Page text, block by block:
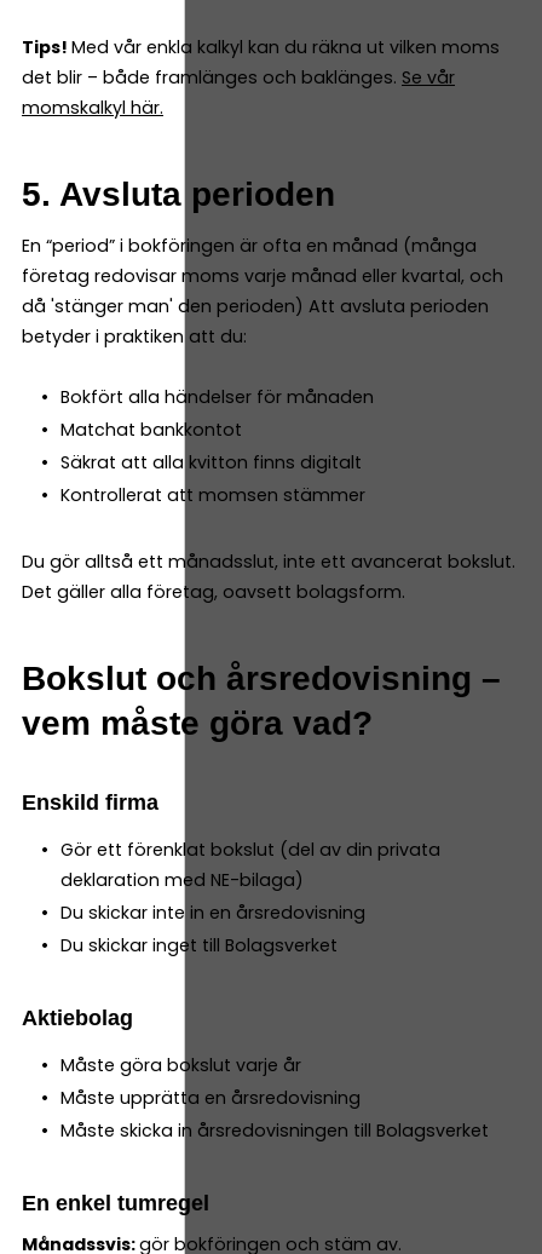
Tips! Med vår enkla kalkyl kan du räkna ut vilken moms
det blir – både framlänges och baklänges. Se vår
momskalkyl här.
5. Avsluta perioden
En “period” i bokföringen är ofta en månad (många
företag redovisar moms varje månad eller kvartal, och
då 'stänger man' den perioden) Att avsluta perioden
betyder i praktiken att du:
Bokfört alla händelser för månaden
Matchat bankkontot
Säkrat att alla kvitton finns digitalt
Kontrollerat att momsen stämmer
Du gör alltså ett månadsslut, inte ett avancerat bokslut.
Det gäller alla företag, oavsett bolagsform.
Bokslut och årsredovisning –
vem måste göra vad?
Enskild firma
Gör ett förenklat bokslut (del av din privata
deklaration med NE-bilaga)
Du skickar inte in en årsredovisning
Du skickar inget till Bolagsverket
Aktiebolag
Måste göra bokslut varje år
Måste upprätta en årsredovisning
Måste skicka in årsredovisningen till Bolagsverket
En enkel tumregel
Månadssvis:gör bokföringen och stäm av.